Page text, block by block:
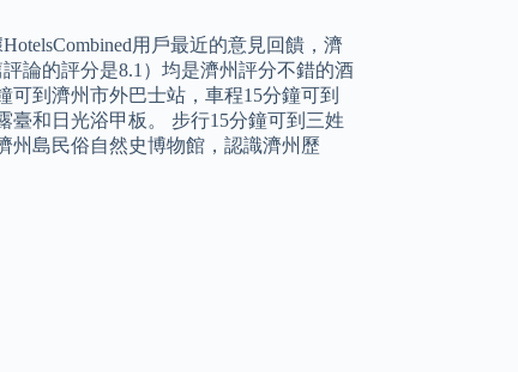
用戶最近的意見回饋，濟
論的評分是8.1）均是濟州評分不錯的酒
可到濟州市外巴士站，車程15分鐘可到
和日光浴甲板。 步行15分鐘可到三姓
州島民俗自然史博物館，認識濟州歷